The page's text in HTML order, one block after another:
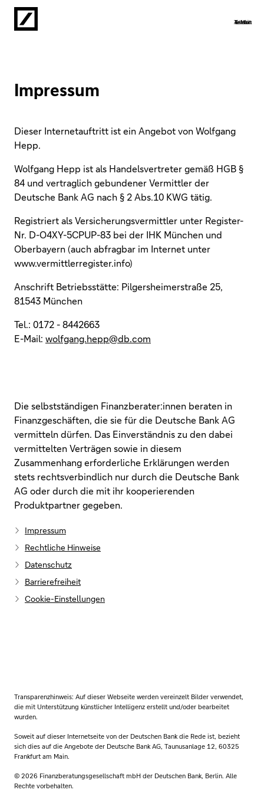
Termin
Anfahrt
Telefon
E-Mail
Impressum
Dieser Internetauftritt ist ein Angebot von Wolfgang
Hepp.
Wolfgang Hepp ist als Handelsvertreter gemäß HGB §
84 und vertraglich gebundener Vermittler der
Deutsche Bank AG nach § 2 Abs.10 KWG tätig.
Registriert als Versicherungsvermittler unter Register-
Nr. D-O4XY-5CPUP-83 bei der IHK München und
Oberbayern (auch abfragbar im Internet unter
www.vermittlerregister.info)
Anschrift Betriebsstätte: Pilgersheimerstraße 25,
81543 München
Tel.: 0172 - 8442663
E-Mail: wolfgang.hepp@db.com
Die selbstständigen Finanzberater:innen beraten in
Finanzgeschäften, die sie für die Deutsche Bank AG
vermitteln dürfen. Das Einverständnis zu den dabei
vermittelten Verträgen sowie in diesem
Zusammenhang erforderliche Erklärungen werden
stets rechtsverbindlich nur durch die Deutsche Bank
AG oder durch die mit ihr kooperierenden
Produktpartner gegeben.
Impressum
Rechtliche Hinweise
Datenschutz
Barrierefreiheit
Cookie-Einstellungen
Transparenzhinweis: Auf dieser Webseite werden vereinzelt Bilder verwendet,
die mit Unterstützung künstlicher Intelligenz erstellt und/oder bearbeitet
wurden.
Soweit auf dieser Internetseite von der Deutschen Bank die Rede ist, bezieht
sich dies auf die Angebote der Deutsche Bank AG, Taunusanlage 12, 60325
Frankfurt am Main.
© 2026 Finanzberatungsgesellschaft mbH der Deutschen Bank, Berlin. Alle
Rechte vorbehalten.